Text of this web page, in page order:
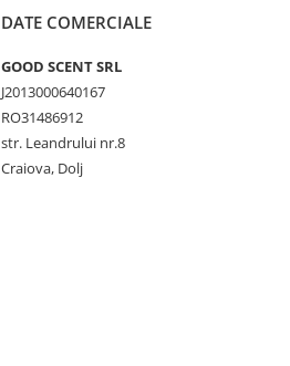
DATE COMERCIALE
GOOD SCENT SRL
J2013000640167
RO31486912
str. Leandrului nr.8
Craiova, Dolj